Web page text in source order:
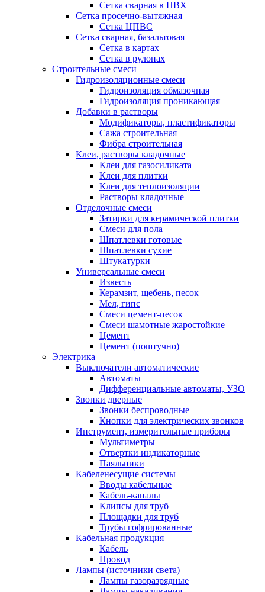
Сетка сварная в ПВХ
Сетка просечно-вытяжная
Сетка ЦПВС
Сетка сварная, базальтовая
Сетка в картах
Сетка в рулонах
Строительные смеси
Гидроизоляционные смеси
Гидроизоляция обмазочная
Гидроизоляция проникающая
Добавки в растворы
Модификаторы, пластификаторы
Сажа строительная
Фибра строительная
Клеи, растворы кладочные
Клеи для газосиликата
Клеи для плитки
Клеи для теплоизоляции
Растворы кладочные
Отделочные смеси
Затирки для керамической плитки
Смеси для пола
Шпатлевки готовые
Шпатлевки сухие
Штукатурки
Универсальные смеси
Известь
Керамзит, щебень, песок
Мел, гипс
Смеси цемент-песок
Смеси шамотные жаростойкие
Цемент
Цемент (поштучно)
Электрика
Выключатели автоматические
Автоматы
Дифференциальные автоматы, УЗО
Звонки дверные
Звонки беспроводные
Кнопки для электрических звонков
Инструмент, измерительные приборы
Мультиметры
Отвертки индикаторные
Паяльники
Кабеленесущие системы
Вводы кабельные
Кабель-каналы
Клипсы для труб
Площадки для труб
Трубы гофрированные
Кабельная продукция
Кабель
Провод
Лампы (источники света)
Лампы газоразрядные